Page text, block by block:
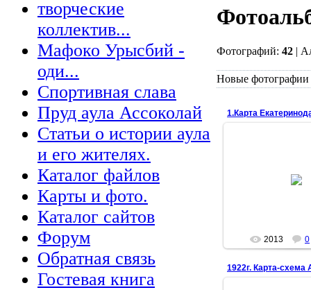
творческие
коллектив...
Мафоко Урысбий -
оди...
Спортивная слава
Пруд аула Ассоколай
Статьи о истории аула
и его жителях.
Каталог файлов
Карты и фото.
Каталог сайтов
Форум
Обратная связь
Гостевая книга
Фотографий: 42 |
Новые фотографии
Карта
Кубанской
2013 0